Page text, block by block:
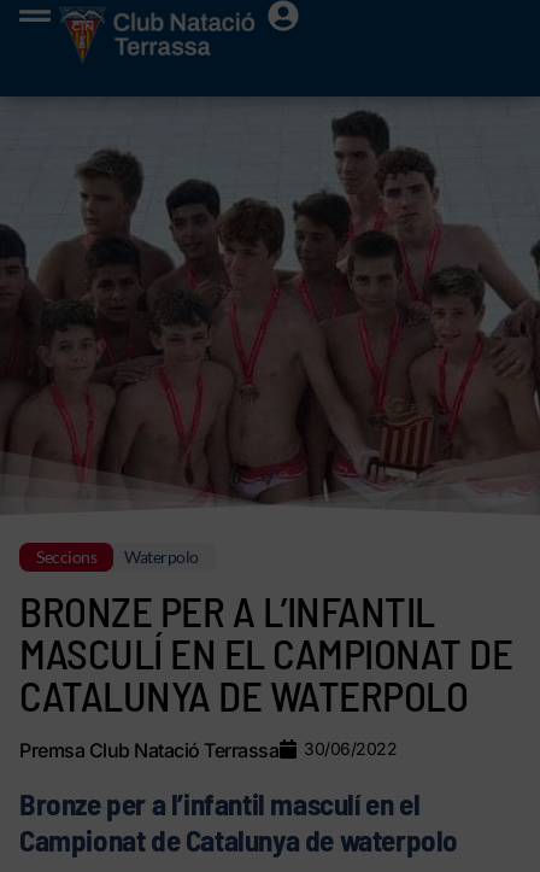
Seccions Waterpolo
BRONZE PER A L’INFANTIL
MASCULÍ EN EL CAMPIONAT DE
CATALUNYA DE WATERPOLO
Premsa Club Natació Terrassa 30/06/2022
Bronze per a l’infantil masculí en el
Campionat de Catalunya de waterpolo